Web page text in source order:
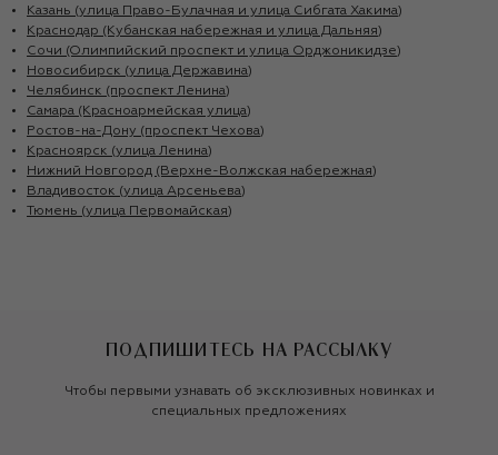
Казань (улица Право-Булачная и улица Сибгата Хакима)
Краснодар (Кубанская набережная и улица Дальняя)
Сочи (Олимпийский проспект и улица Орджоникидзе)
Новосибирск (улица Державина)
Челябинск (проспект Ленина)
Самара (Красноармейская улица)
Ростов-на-Дону (проспект Чехова)
Красноярск (улица Ленина)
Нижний Новгород (Верхне-Волжская набережная)
Владивосток (улица Арсеньева)
Тюмень (улица Первомайская)
ПОДПИШИТЕСЬ НА РАССЫЛКУ
Чтобы первыми узнавать об эксклюзивных новинках и
специальных предложениях